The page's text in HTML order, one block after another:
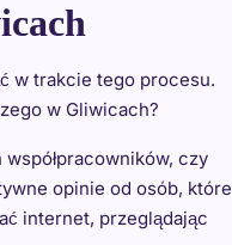
w trakcie tego procesu.
w Gliwicach?
czy
opinie od osób, które
internet, przeglądając